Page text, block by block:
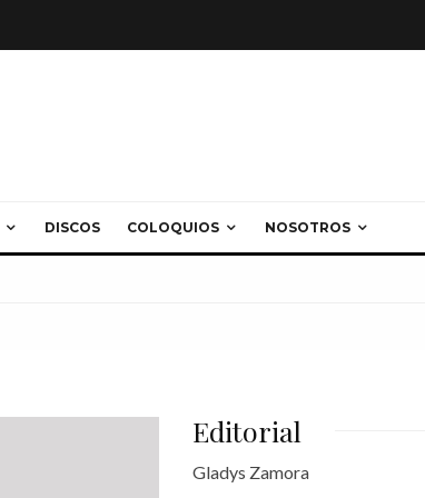
DISCOS COLOQUIOS NOSOTROS
Editorial
Gladys Zamora